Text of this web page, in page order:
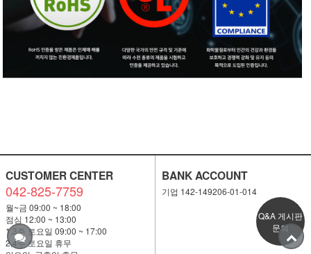
CUSTOMER CENTER
042-825-7759
월~금 09:00 ~ 18:00
점심 12:00 ~ 13:00
1,3주 토요일 09:00 ~ 17:00
2,4주 토요일 휴무
BANK ACCOUNT
기업 142-149206-01-014
Q&A 게시판
문의